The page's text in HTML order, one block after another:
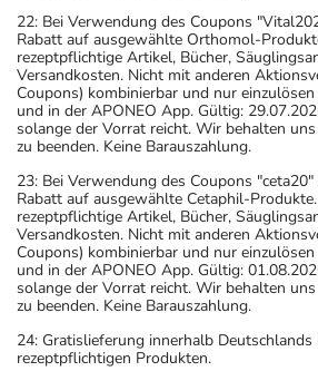
22: Bei Verwendung des Coupons
Rabatt auf ausgewählte Orthomol-
rezeptpflichtige Artikel, Bücher,
Versandkosten. Nicht mit anderen
Coupons) kombinierbar und nur
und in der APONEO App. Gültig:
solange der Vorrat reicht. Wir behalten
zu beenden. Keine Barauszahlung.
23: Bei Verwendung des Coupons
Rabatt auf ausgewählte Cetaphil-
rezeptpflichtige Artikel, Bücher,
Versandkosten. Nicht mit anderen
Coupons) kombinierbar und nur
und in der APONEO App. Gültig:
solange der Vorrat reicht. Wir behalten
zu beenden. Keine Barauszahlung.
24: Gratislieferung innerhalb
rezeptpflichtigen Produkten.